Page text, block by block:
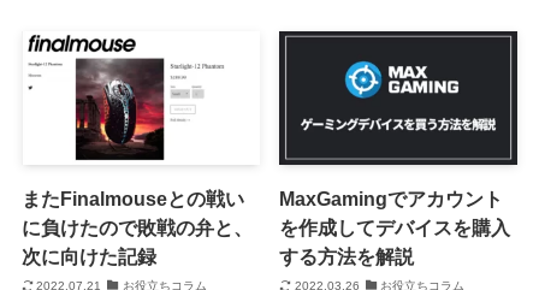
またFinalmouseとの戦い
に負けたので敗戦の弁と、
次に向けた記録
2022.07.21 お役立ちコラム
MaxGamingでアカウント
を作成してデバイスを購入
する方法を解説
2022.03.26 お役立ちコラム